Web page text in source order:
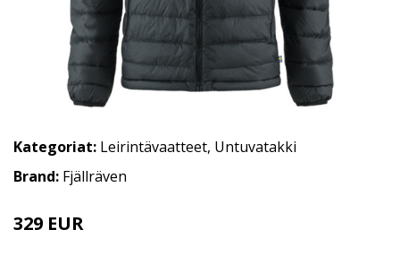
Kategoriat: Leirintävaatteet, Untuvatakki
Brand: Fjällräven
329 EUR